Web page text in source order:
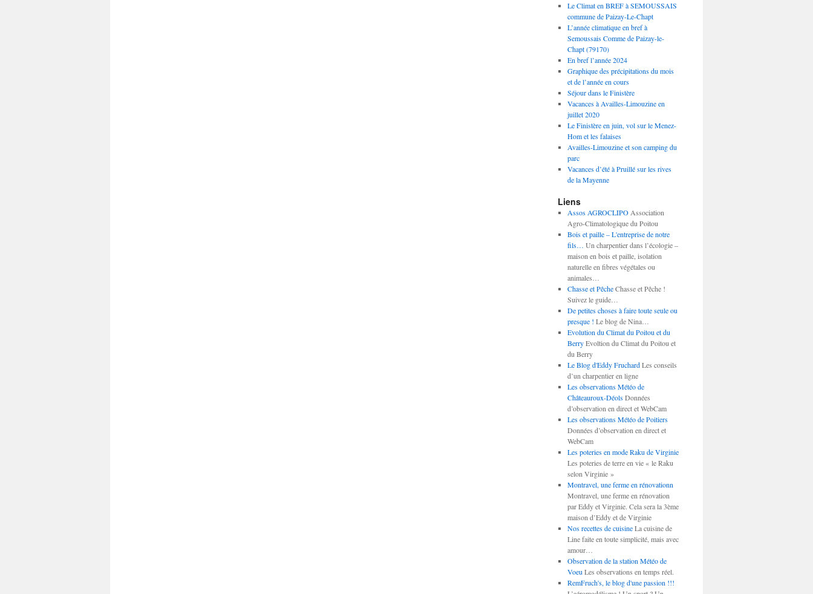
Le Climat en BREF à SEMOUSSAIS
commune de Paizay-Le-Chapt
L’année climatique en bref à
Semoussais Comme de Paizay-le-
Chapt (79170)
En bref l’année 2024
Graphique des précipitations du mois
et de l’année en cours
Séjour dans le Finistère
Vacances à Availles-Limouzine en
juillet 2020
Le Finistère en juin, vol sur le Menez-
Hom et les falaises
Availles-Limouzine et son camping du
parc
Vacances d’été à Pruillé sur les rives
de la Mayenne
Liens
Assos AGROCLIPOAssociation
Agro-Climatologique du Poitou
Bois et paille – L'entreprise de notre
fils… Un charpentier dans l’écologie –
maison en bois et paille, isolation
naturelle en fibres végétales ou
animales…
Chasse et PêcheChasse et Pêche !
Suivez le guide…
De petites choses à faire toute seule ou
presque ! Le blog de Nina…
Evolution du Climat du Poitou et du
BerryEvoltion du Climat du Poitou et
du Berry
Le Blog d'Eddy FruchardLes conseils
d’un charpentier en ligne
Les observations Météo de
Châteauroux-DéolsDonnées
d’observation en direct et WebCam
Les observations Météo de Poitiers
Données d’observation en direct et
WebCam
Les poteries en mode Raku de Virginie
Les poteries de terre en vie « le Raku
selon Virginie »
Montravel, une ferme en rénovationn
Montravel, une ferme en rénovation
par Eddy et Virginie. Cela sera la 3ème
maison d’Eddy et de Virginie
Nos recettes de cuisineLa cuisine de
Line faite en toute simplicité, mais avec
amour…
Observation de la station Météo de
Voeu Les observations en temps réel.
RemFruch's, le blog d'une passion !!!